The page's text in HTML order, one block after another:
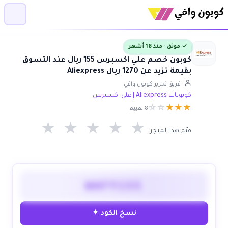
✓ موثق · منذ 18 أشهر
كوبون خصم علي اكسبرس 155 ريال عند التسوق
بقيمة تزيد عن 1270 ريال Aliexpress
فريق تحرير كوبون وافي
كوبونات Aliexpress | علي اكسبرس
★
★
★
☆
☆ 8 تقييم
قيّم هذا المتجر: ★ ★ ★ ★ ★
WAFY155
نسخ الكود ✦